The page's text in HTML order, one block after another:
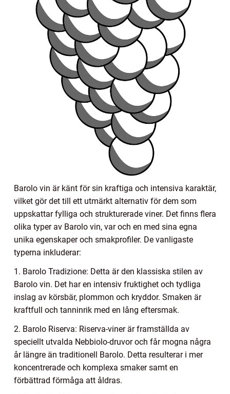
Barolo vin är känt för sin kraftiga och intensiva karaktär,
vilket gör det till ett utmärkt alternativ för dem som
uppskattar fylliga och strukturerade viner. Det finns flera
olika typer av Barolo vin, var och en med sina egna
unika egenskaper och smakprofiler. De vanligaste
typerna inkluderar:
1. Barolo Tradizione: Detta är den klassiska stilen av
Barolo vin. Det har en intensiv fruktighet och tydliga
inslag av körsbär, plommon och kryddor. Smaken är
kraftfull och tanninrik med en lång eftersmak.
2. Barolo Riserva: Riserva-viner är framställda av
speciellt utvalda Nebbiolo-druvor och får mogna några
år längre än traditionell Barolo. Detta resulterar i mer
koncentrerade och komplexa smaker samt en
förbättrad förmåga att åldras.